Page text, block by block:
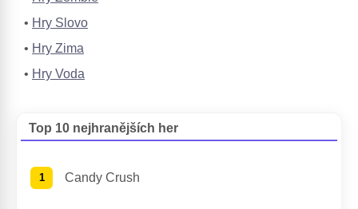
Hry Slovo
Hry Zima
Hry Voda
Top 10 nejhranějších her
Candy Crush